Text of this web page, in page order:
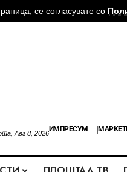
се согласувате со
Авг 8, 2026ИМПРЕСУМ